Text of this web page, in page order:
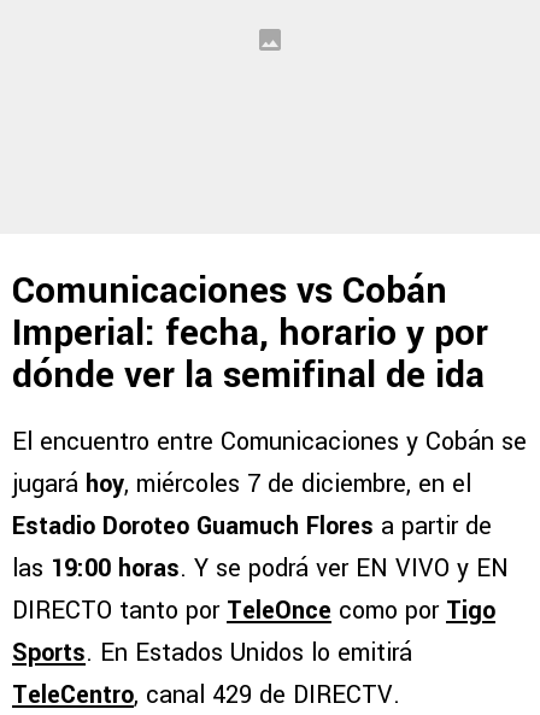
Comunicaciones vs Cobán
Imperial: fecha, horario y por
dónde ver la semifinal de ida
El encuentro entre Comunicaciones y Cobán se
jugará hoy, miércoles 7 de diciembre, en el
Estadio Doroteo Guamuch Flores a partir de
las 19:00 horas. Y se podrá ver EN VIVO y EN
DIRECTO tanto por TeleOnce como por Tigo
Sports. En Estados Unidos lo emitirá
TeleCentro, canal 429 de DIRECTV.